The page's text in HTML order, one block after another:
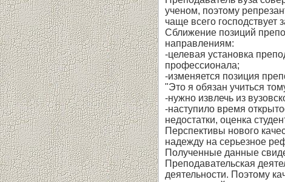
ученом, поэтому
чаще всего господствует
Сближение позиций
направлениям:
-целевая установка
профессионала;
-изменяется позиция
"Это я обязан учиться
-нужно извлечь из
-наступило время
недостатки, оценка
Перспективы нового
надежду на серьезное
Полученные данные
Преподавательская
деятельности. Поэтому